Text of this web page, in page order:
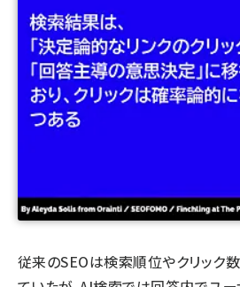
従来のSEOは検索順位やクリック数